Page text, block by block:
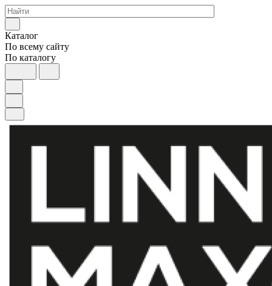
Каталог
По всему сайту
По каталогу